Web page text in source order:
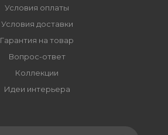
Условия оплаты
Условия доставки
Гарантия на товар
Вопрос-ответ
Коллекции
Идеи интерьера